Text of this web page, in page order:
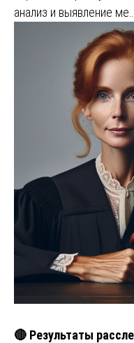
анализ и выявление ме…
🔴 Результаты